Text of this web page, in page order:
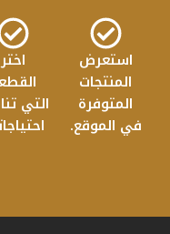
استعرض
المنتجات
المتوفرة
في الموقع.
اختر
التي